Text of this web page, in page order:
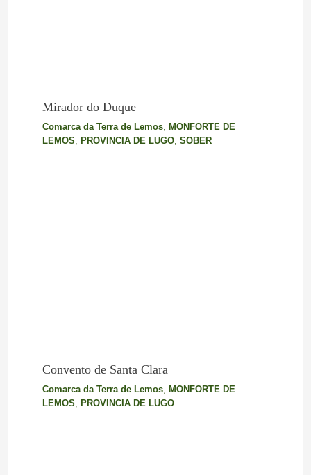
Mirador do Duque
Comarca da Terra de Lemos,
MONFORTE DE
LEMOS
PROVINCIA DE LUGO, SOBER
Convento de Santa Clara
Comarca da Terra de Lemos, MONFORTE DE
LEMOS PROVINCIA DE LUGO